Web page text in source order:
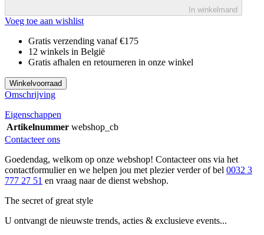
In winkelmand
Voeg toe aan wishlist
Gratis verzending vanaf €175
12 winkels in België
Gratis afhalen en retourneren in onze winkel
Winkelvoorraad
Omschrijving
Eigenschappen
Artikelnummer webshop_cb
Contacteer ons
Goedendag, welkom op onze webshop! Contacteer ons via het
contactformulier en we helpen jou met plezier verder of bel 0032 3
777 27 51 en vraag naar de dienst webshop.
The secret of great style
U ontvangt de nieuwste trends, acties & exclusieve events...